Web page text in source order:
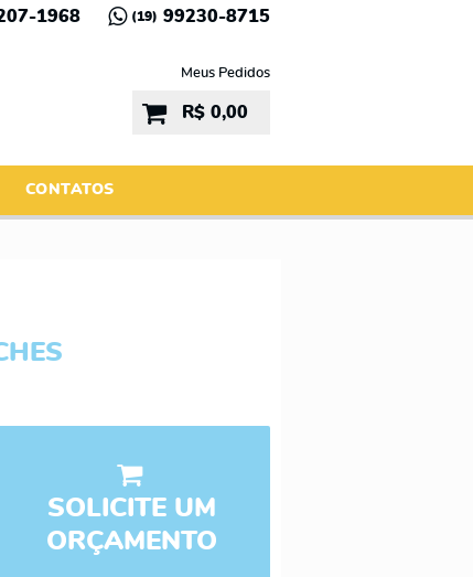
1968 (19) 99230-8715
Meus Pedidos
R$ 0,00
CONTATOS
SOLICITE UM
ORÇAMENTO